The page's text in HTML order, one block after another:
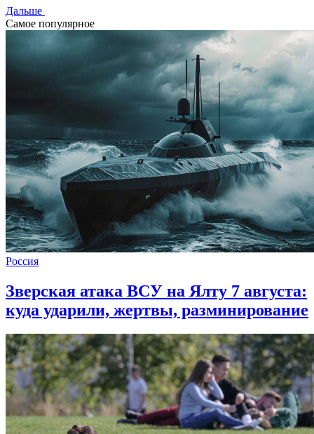
Дальше
Самое популярное
Россия
Зверская атака ВСУ на Ялту 7 августа:
куда ударили, жертвы, разминирование